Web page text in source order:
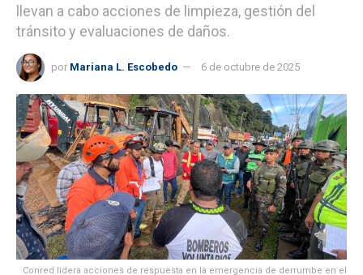
llevan a cabo acciones de limpieza, gestión del
tránsito y evaluaciones de daños.
por Mariana L. Escobedo 6 de octubre de 2025
Conred lidera acciones de respuesta en la emergencia de derrumbe en el